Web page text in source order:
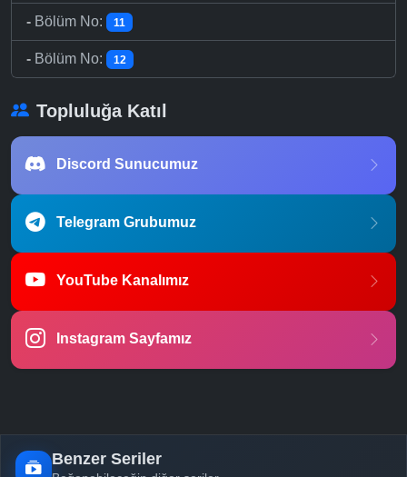
- Bölüm No: 11
- Bölüm No: 12
Topluluğa Katıl
Discord Sunucumuz
Telegram Grubumuz
YouTube Kanalımız
Instagram Sayfamız
Benzer Seriler